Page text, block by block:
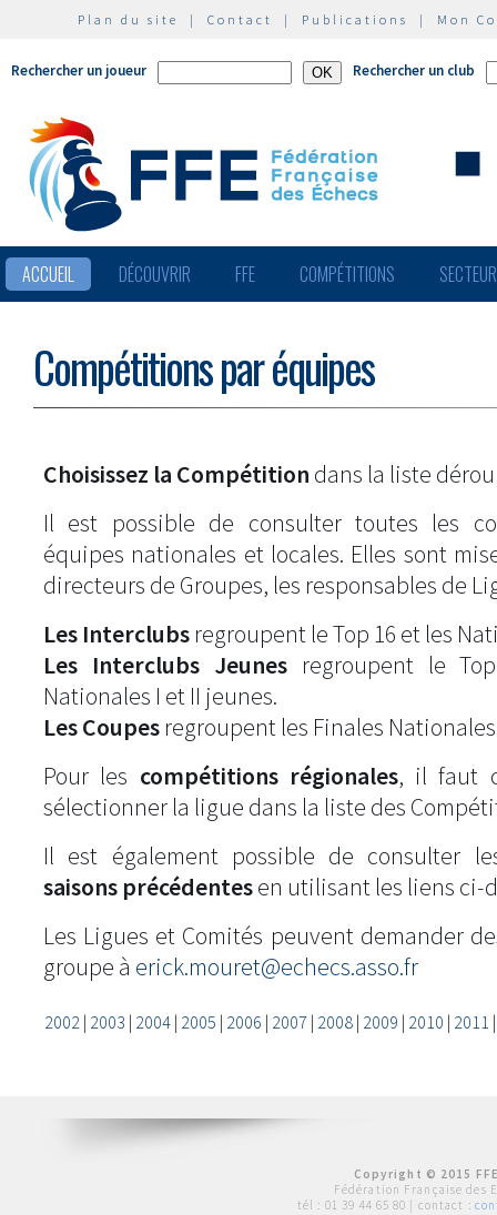
Plan du site | Contact | Publications | Mon
Rechercher un joueur Rechercher un club
ACCUEIL DÉCOUVRIR FFE COMPÉTITIONS
Compétitions par équipes
Choisissez la Compétition dans la liste
Il est possible de consulter toutes les
équipes nationales et locales. Elles sont
directeurs de Groupes, les responsables de
Les Interclubs regroupent le Top 16 et les
Les Interclubs Jeunesregroupent le
Nationales I et II jeunes.
Les Coupes regroupent les Finales
Pour les compétitions régionales, il faut
sélectionner la ligue dans la liste des
Il est également possible de consulter
saisons précédentesen utilisant les liens ci-
Les Ligues et Comités peuvent demander
groupe à erick.mouret@echecs.asso.fr
2002| 2003 | 2004| 2005 | 2006 | 2007 | 2008| 2009 | 2010 | 2011
Copyright © 2015
Fédération Française des
tél : 01 39 44 65 80 | contact :